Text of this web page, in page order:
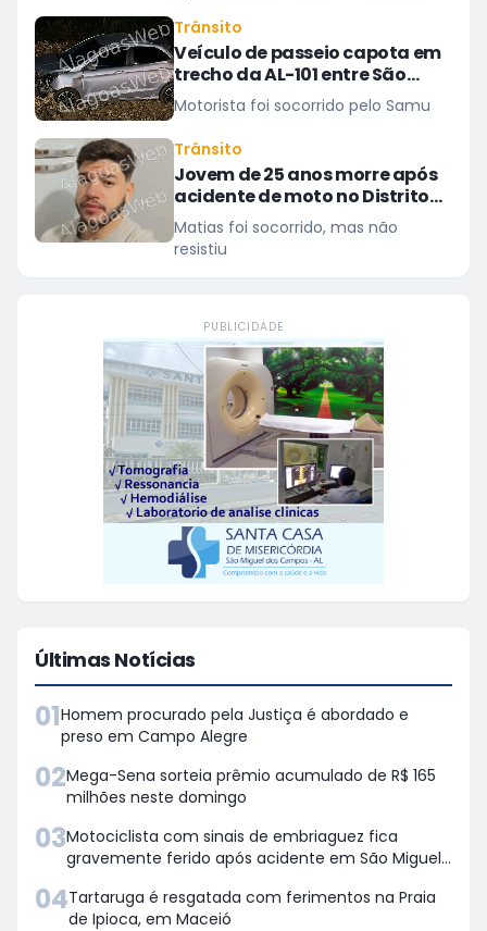
processuais retornam na quarta
(12)
Trânsito
Veículo de passeio capota em
trecho da AL-101 entre São
Miguel dos Campos e Barra
Motorista foi socorrido pelo Samu
Trânsito
Jovem de 25 anos morre após
acidente de moto no Distrito
Luziápolis, em Campo Alegre
Matias foi socorrido, mas não
resistiu
PUBLICIDADE
Últimas Notícias
01Homem procurado pela Justiça é abordado e
preso em Campo Alegre
02Mega-Sena sorteia prêmio acumulado de R$ 165
milhões neste domingo
03Motociclista com sinais de embriaguez fica
gravemente ferido após acidente em São Miguel
04Tartaruga é resgatada com ferimentos na Praia
de Ipioca, em Maceió